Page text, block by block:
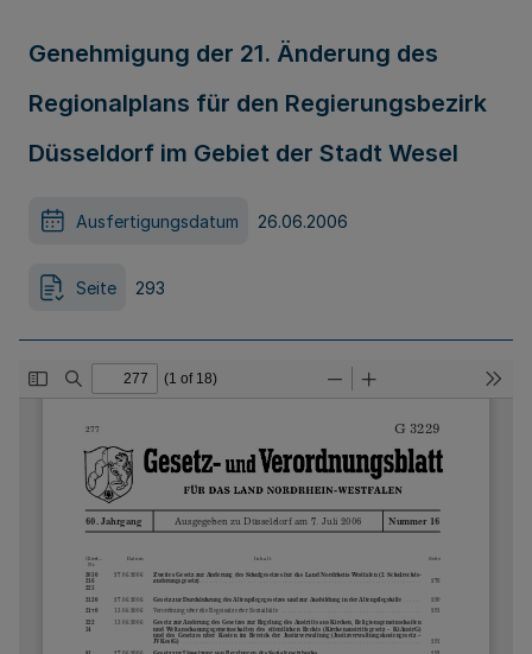
Genehmigung der 21. Änderung des
Regionalplans für den Regierungsbezirk
Düsseldorf im Gebiet der Stadt Wesel
Ausfertigungsdatum 26.06.2006
Seite 293